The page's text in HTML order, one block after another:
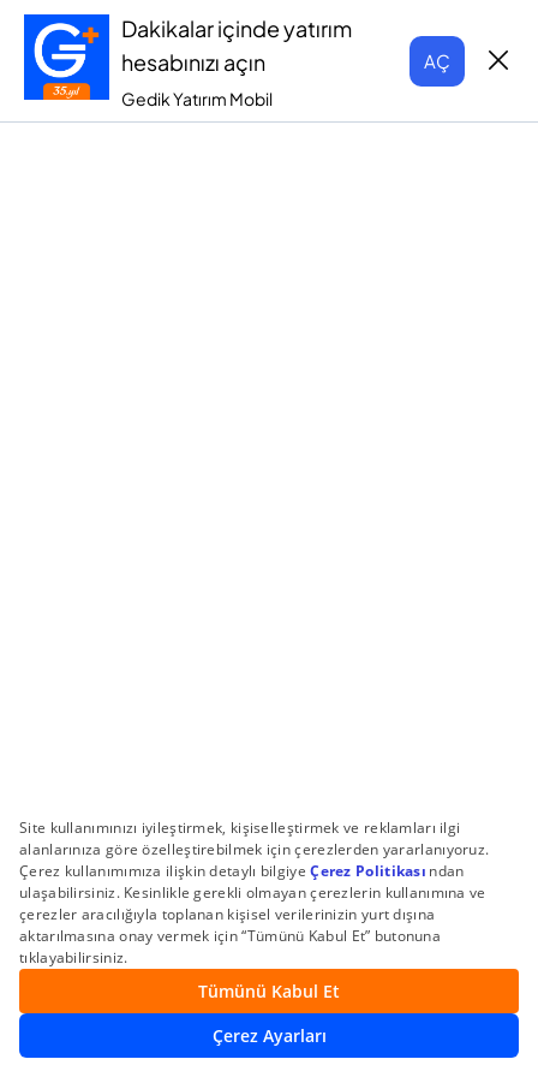
Dakikalar içinde yatırım
hesabınızı açın
Gedik Yatırım Mobil
AÇ